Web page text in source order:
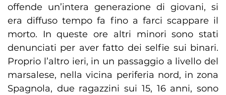
offende un’intera generazione di giovani, si
era diffuso tempo fa fino a farci scappare il
morto. In queste ore altri minori sono stati
denunciati per aver fatto dei selfie sui binari.
Proprio l’altro ieri, in un passaggio a livello del
marsalese, nella vicina periferia nord, in zona
Spagnola, due ragazzini sui 15, 16 anni, sono